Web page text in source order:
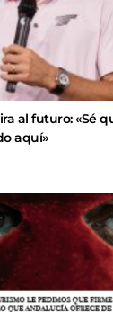
al futuro: «Sé
aquí»